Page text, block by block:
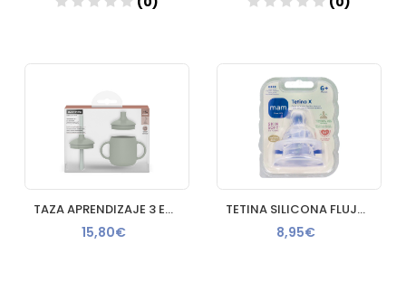
Añadir
TAZA APRENDIZAJE 3 EN 1 SUAVINEX SELECTION + 3 MESES 1 UNIDAD COLOUR ESSENCE
15,80€
TETINA SILICONA FLUJO EXTRA RAPIDO MAM TEAT X + 6 MESES
8,95€